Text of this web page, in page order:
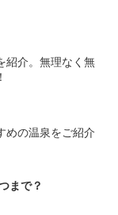
紹介。無理なく無
めの温泉をご紹介
まで？